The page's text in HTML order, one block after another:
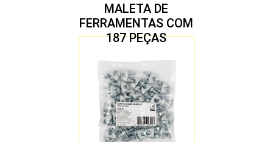
MALETA DE
FERRAMENTAS COM
187 PEÇAS